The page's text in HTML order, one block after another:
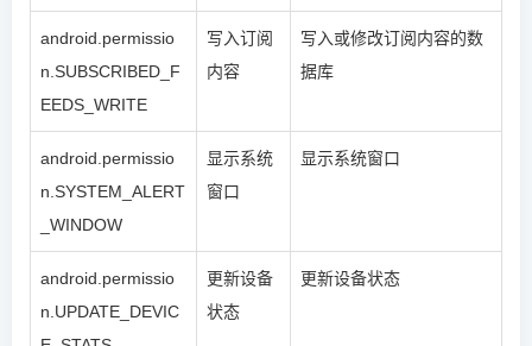
android.permissio
n.SUBSCRIBED_F
EEDS_WRITE
写入订阅
内容
写入或修改订阅内容的数
据库
android.permissio
n.SYSTEM_ALERT
_WINDOW
显示系统
窗口
显示系统窗口
android.permissio
n.UPDATE_DEVIC
更新设备
状态
更新设备状态